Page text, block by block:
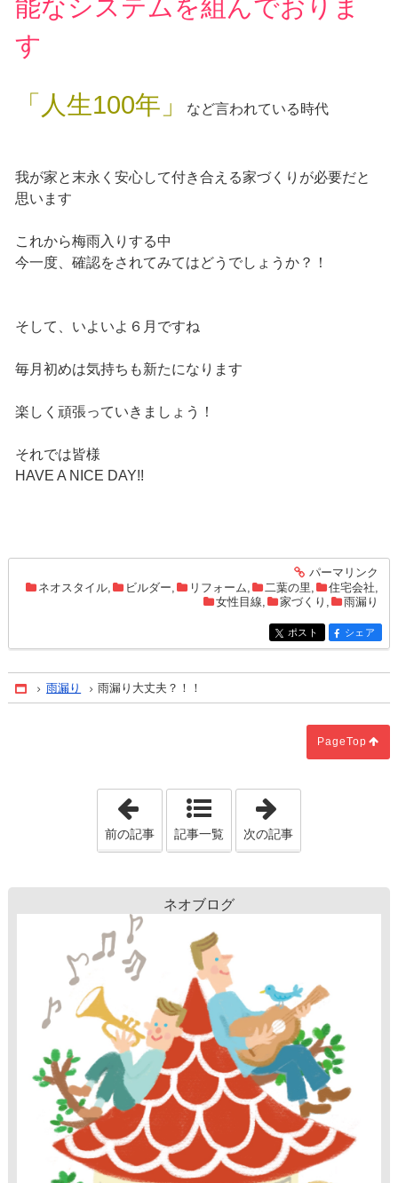
能なシステムを組んでおりま
す
「人生100年」 など言われている時代
我が家と末永く安心して付き合える家づくりが必要だと
思います
これから梅雨入りする中
今一度、確認をされてみてはどうでしょうか？！
そして、いよいよ６月ですね
毎月初めは気持ちも新たになります
楽しく頑張っていきましょう！
それでは皆様
HAVE A NICE DAY!!
entry177
パーマリンク
ネオスタイル
ビルダー リフォーム 二葉の里 住宅会社
女性目線
家づくり 雨漏り
entry177
ポスト entry177
シェア
Home
雨漏り 雨漏り大丈夫？！！
PageTop
「森林セラピー」
前の記事 記事一覧 次の記事
ネオブログ